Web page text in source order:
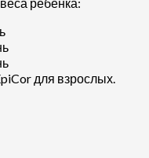
для взрослых.